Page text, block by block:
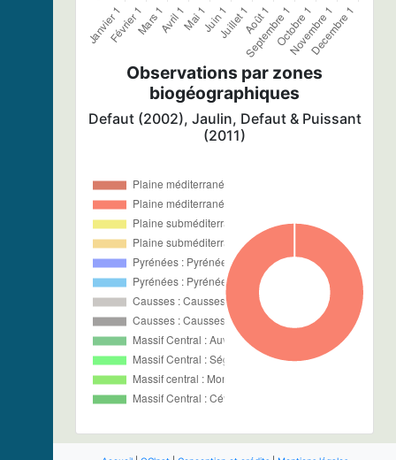
Observations par zones
biogéographiques
Defaut (2002), Jaulin, Defaut & Puissant
(2011)